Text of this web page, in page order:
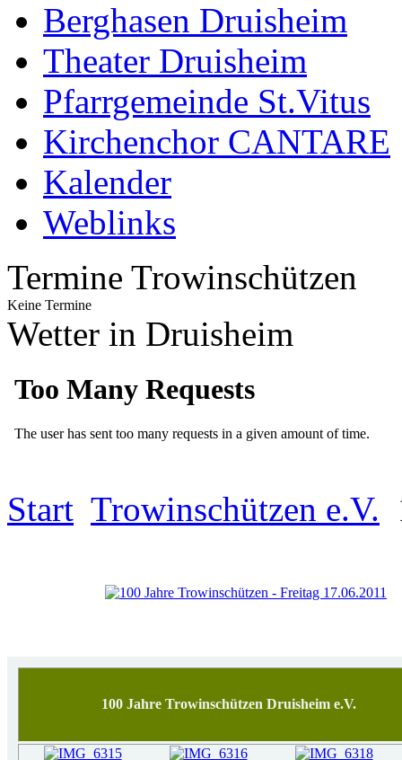
Berghasen Druisheim
Theater Druisheim
Pfarrgemeinde St.Vitus
Kirchenchor CANTARE
Kalender
Weblinks
Termine Trowinschützen
Keine Termine
Wetter in Druisheim
Start Trowinschützen e.V.
100 Jahre Trowinschützen Druisheim e.V.